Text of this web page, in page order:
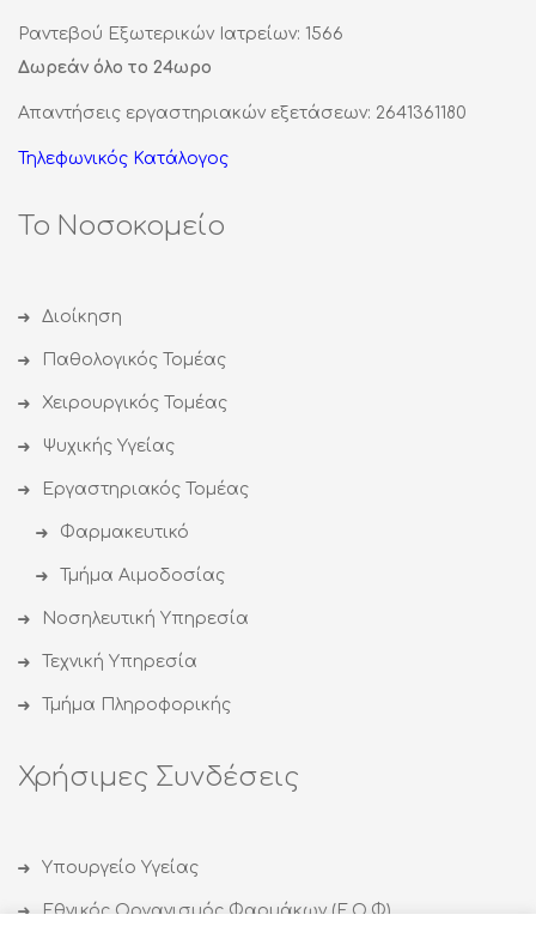
Ραντεβού Εξωτερικών Ιατρείων: 1566
Δωρεάν όλο το 24ωρο
Απαντήσεις εργαστηριακών εξετάσεων: 2641361180
Τηλεφωνικός Κατάλογος
Το Νοσοκομείο
Διοίκηση
Παθολογικός Τομέας
Χειρουργικός Τομέας
Ψυχικής Υγείας
Εργαστηριακός Τομέας
Φαρμακευτικό
Τμήμα Αιμοδοσίας
Νοσηλευτική Υπηρεσία
Τεχνική Υπηρεσία
Τμήμα Πληροφορικής
Χρήσιμες Συνδέσεις
Υπουργείο Υγείας
Εθνικός Οργανισμός Φαρμάκων (Ε.Ο.Φ)